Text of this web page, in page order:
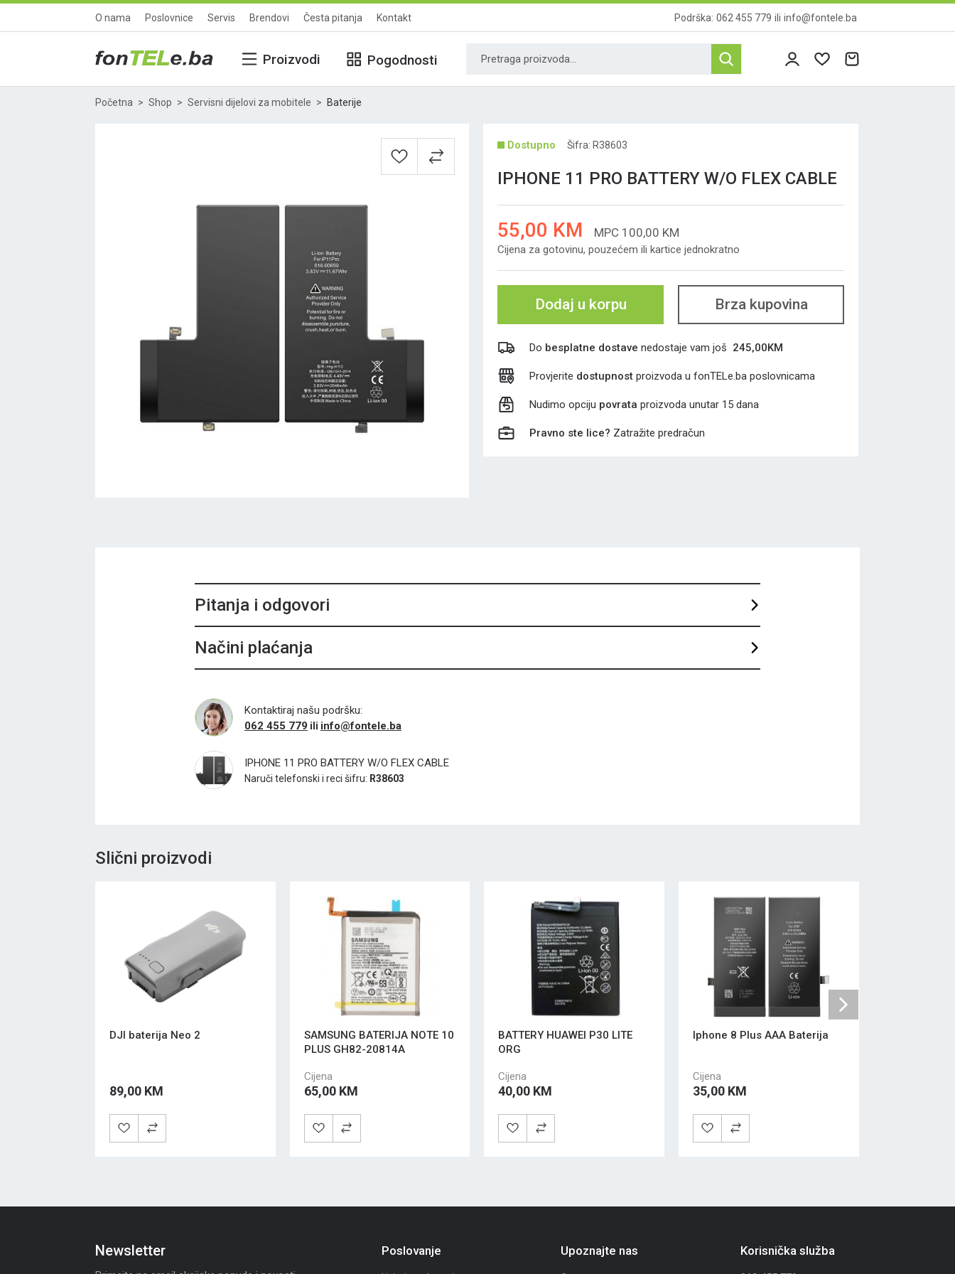
O nama Poslovnice Servis Brendovi Česta pitanja Kontakt Podrška: 062 455 779 ili info@fontele.ba
Proizvodi Pogodnosti
Početna Shop Servisni dijelovi za mobitele Baterije
Šifra: R38603
IPHONE 11 PRO BATTERY W/O FLEX CABLE
55,00 KM MPC 100,00 KM
Cijena za gotovinu, pouzećem ili kartice jednokratno
Dodaj u korpu Brza kupovina
Do besplatne dostave nedostaje vam još 245,00KM
Provjerite dostupnostproizvoda u fonTELe.ba poslovnicama
Nudimo opciju povrata proizvoda unutar 15 dana
Pravno ste lice? Zatražite predračun
Pitanja i odgovori
Načini plaćanja
Kontaktiraj našu podršku:
062 455 779 ili info@fontele.ba
IPHONE 11 PRO BATTERY W/O FLEX CABLE
Naruči telefonski i reci šifru: R38603
Slični proizvodi
DJI baterija Neo 2
89,00 KM
SAMSUNG BATERIJA NOTE 10
PLUS GH82-20814A
65,00 KM
Cijena
BATTERY HUAWEI P30 LITE
ORG
40,00 KM
Cijena
Iphone 8 Plus AAA Baterija
35,00 KM
Cijena
Next
Newsletter Poslovanje Upoznajte nas Korisnička služba